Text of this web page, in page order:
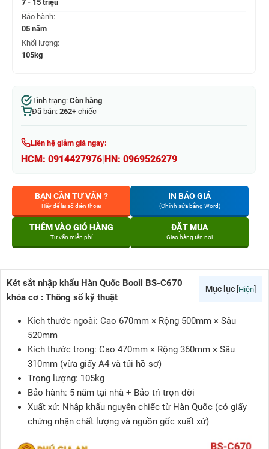
7 - 15 triệu
Bảo hành:
05 năm
Khối lượng:
105kg
Tình trạng: Còn hàng
Đã bán: 262+ chiếc
Liên hệ giảm giá ngay:
HCM: 0914427976 HN: 0969526279
BẠN CẦN TƯ VẤN ?
Hãy để lại số điện thoại
IN BÁO GIÁ
(Chỉnh sửa bằng Word)
THÊM VÀO GIỎ HÀNG
Tư vấn miễn phí
ĐẶT MUA
Giao hàng tận nơi
Mục lục Hiện
Két sắt nhập khẩu Hàn Quốc Booil BS-C670
khóa cơ : Thông số kỹ thuật
Kích thước ngoài: Cao 670mm × Rộng 500mm × Sâu
520mm
Kích thước trong: Cao 470mm × Rộng 360mm × Sâu
310mm (vừa giấy A4 và túi hồ sơ)
Trọng lượng: 105kg
Bảo hành: 5 năm tại nhà + Bảo trì trọn đời
Xuất xứ: Nhập khẩu nguyên chiếc từ Hàn Quốc (có giấy
chứng nhận chất lượng và nguồn gốc xuất xứ)